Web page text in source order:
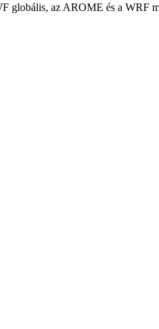
globális, az AROME és a WRF